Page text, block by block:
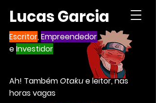
Lucas Garcia
Escritor,Empreendedor
eInvestidor
Ah! TambémOtakue leitor, nas
horas vagas